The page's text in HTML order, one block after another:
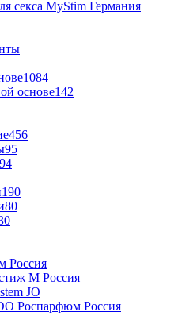
1084
основе142
456
95
190
80